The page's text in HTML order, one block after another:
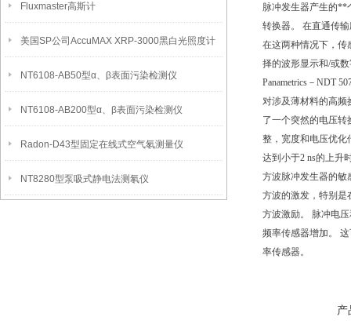
Fluxmaster高斯计
美国SP公司AccuMAX XRP-3000黑白光照度计
NT6108-AB50型α、β表面污染检测仪
NT6108-AB200型α、β表面污染检测仪
Radon-D43型固定在线式空气氡测量仪
NT8280型泵吸式静电法测氡仪
脉冲发生器产生的**
转换器。 在直通传
在这两种情况下，传
择的波形显示和/或
Panametrics－NDT
对涉及薄材料的高频
了一个突然的电压
整，宽度和电压优化
达到小于2 ns的上升
方波脉冲发生器的敏
方波的激发，特别是
方波激励。 脉冲电
频率传感器增加。
率传感器。
产